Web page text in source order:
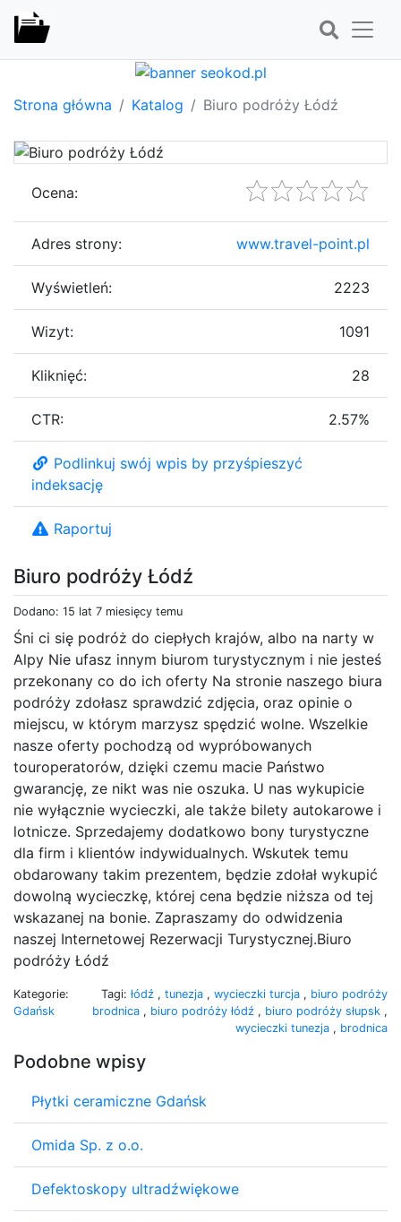
Strona główna Katalog Biuro podróży Łódź
Biuro podróży Łódź
Dodano: 15 lat 7 miesięcy temu
Śni ci się podróż do ciepłych krajów, albo na narty w
Alpy Nie ufasz innym biurom turystycznym i nie jesteś
przekonany co do ich oferty Na stronie naszego biura
podróży zdołasz sprawdzić zdjęcia, oraz opinie o
miejscu, w którym marzysz spędzić wolne. Wszelkie
nasze oferty pochodzą od wypróbowanych
touroperatorów, dzięki czemu macie Państwo
gwarancję, ze nikt was nie oszuka. U nas wykupicie
nie wyłącznie wycieczki, ale także bilety autokarowe i
lotnicze. Sprzedajemy dodatkowo bony turystyczne
dla firm i klientów indywidualnych. Wskutek temu
obdarowany takim prezentem, będzie zdołał wykupić
dowolną wycieczkę, której cena będzie niższa od tej
wskazanej na bonie. Zapraszamy do odwidzenia
naszej Internetowej Rezerwacji Turystycznej.Biuro
podróży Łódź
Kategorie:
Gdańsk
Tagi: łódź , tunezja , wycieczki turcja , biuro podróży
brodnica , biuro podróży łódź , biuro podróży słupsk ,
wycieczki tunezja , brodnica
Podobne wpisy
Płytki ceramiczne Gdańsk
Omida Sp. z o.o.
Defektoskopy ultradźwiękowe
Ocena:
Adres strony: www.travel-point.pl
Wyświetleń: 2223
Wizyt: 1091
Kliknięć: 28
CTR: 2.57%
Podlinkuj swój wpis by przyśpieszyć
indeksację
Raportuj